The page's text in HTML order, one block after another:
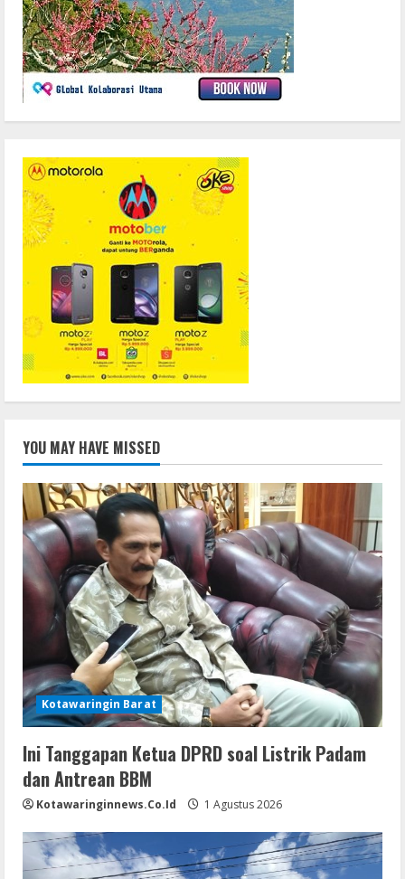
YOU MAY HAVE MISSED
Kotawaringin Barat
Ini Tanggapan Ketua DPRD soal Listrik Padam
dan Antrean BBM
Kotawaringinnews.co.id 1 Agustus 2026